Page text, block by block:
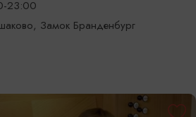
23:00
Замок Бранденбург